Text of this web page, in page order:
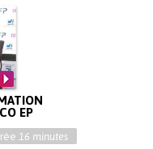
EP
16 minutes